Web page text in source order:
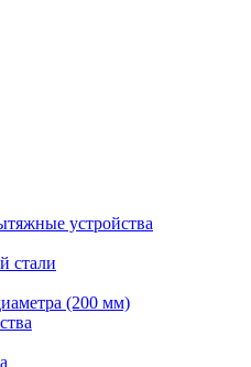
устройства
стали
(200 мм)